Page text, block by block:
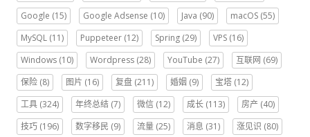
Google (15) Google Adsense (10) Java (90) macOS (55)
MySQL (11) Puppeteer (12) Spring (29) VPS (16)
Windows (10) Wordpress (28) YouTube (27) 互联网 (69)
保险 (8) 图片 (16) 复盘 (211) 婚姻 (9) 宝塔 (12)
工具 (324) 年终总结 (7) 微信 (12) 成长 (113) 房产 (40)
技巧 (196) 数字移民 (9) 流量 (25) 消息 (31) 涨见识 (80)